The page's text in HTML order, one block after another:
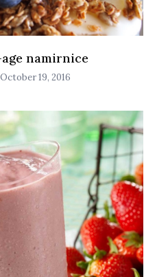
namirnice
October 19, 2016